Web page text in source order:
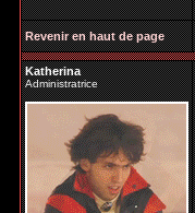
Revenir en haut de page
Katherina
Administratrice